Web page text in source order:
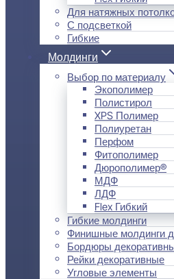
Для натяжных
С подсветкой
Гибкие
Молдинги
Выбор по материалу
Экополимер
Полистирол
XPS Полимер
Полиуретан
Перфом
Фитополимер
Дюрополимер®
МДФ
ЛДФ
Flex Гибкий
Гибкие молдинги
Финишные молдинги
Бордюры
Рейки декоративные
Угловые элементы